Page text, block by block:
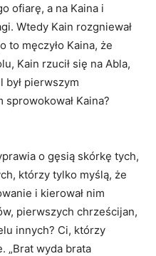
ofiarę, a na Kaina i
Wtedy Kain rozgniewał
to męczyło Kaina, że
Kain rzucił się na Abla,
był pierwszym
Kaina?
o gęsią skórkę tych,
którzy tylko myślą, że
i kierował nim
pierwszych chrześcijan,
innych? Ci, którzy
„Brat wyda brata